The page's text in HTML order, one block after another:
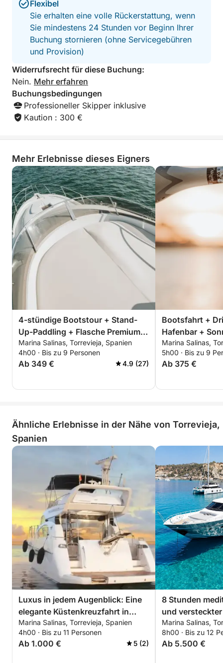
Wasser, schwimmen Sie und entspannen Sie sich bei
einem Glas Cava. Ideal für Freundesgruppen oder
Paare, die ein abwechslungsreiches Programm auf
See suchen.
💶 Preis:
* 55 € pro Person (öffentlicher Ausflug)
* 399 € privater Ausflug
**Zeiten: 19:30–21:30 Uhr**
Ein einzigartiges Erlebnis: Genießen Sie den
Sonnenuntergang vom Meer aus. Segeln Sie,
während der Himmel seine Farben wechselt,
entspannen Sie sich bei einem Glas Cava und
erleben Sie einen der schönsten Momente des Tages
in einer traumhaften Kulisse. Perfekt für besondere
Anlässe oder einfach, um sich ein unvergessliches
Erlebnis zu gönnen.
💶 Preis:
* 55 € pro Person (öffentlicher Ausflug)
* 399 € privater Ausflug
🚤 BUCHEN SIE IHR ERLEBNIS
Platz, um das Meer so richtig zu genießen.
Schaffen Sie Erinnerungen und erleben Sie ein
unvergessliches Abenteuer mit Marina Bliss.
Flexibel
Sie erhalten eine volle Rückerstattung, wenn
Sie mindestens 24 Stunden vor Beginn Ihrer
Buchung stornieren (ohne Servicegebühren
und Provision)
Widerrufsrecht für diese Buchung:
Nein. Mehr erfahren
Buchungsbedingungen
Professioneller Skipper inklusive
Kaution : 300 €
Mehr Erlebnisse dieses Eigners
4-stündige Bootstour + Stand-
Up-Paddling + Flasche Premium-
Cava - ALLES INKLUSIVE
Marina Salinas, Torrevieja, Spanien
4h00 · Bis zu 9 Personen
Ab 349 € 4.9 (27)
Bootsfahrt +
Hafenbar +
dem Salzsee
Marina Salinas,
5h00 · Bis zu 9
Ab 375 €
Ähnliche Erlebnisse in der Nähe von Torrevieja,
Spanien
Luxus in jedem Augenblick: Eine
elegante Küstenkreuzfahrt in
Torrevieja
Marina Salinas, Torrevieja, Spanien
4h00 · Bis zu 11 Personen
Ab 1.000 € 5 (2)
8 Stunden
und
Marina Salinas,
8h00 · Bis zu 12
Ab 5.500 €